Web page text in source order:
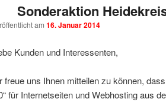
Sonderaktion
am 16. Januar 2014
Kunden und Interessenten,
freue uns Ihnen mitteilen zu können,
für Internetseiten und Webhosting aus